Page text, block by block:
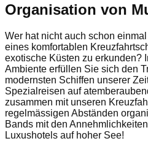
Organisation von
Wer hat nicht auch schon
eines komfortablen
exotische Küsten zu erkunden?
Ambiente erfüllen Sie sich den
modernsten Schiffen unserer
Spezialreisen auf
zusammen mit unseren
regelmässigen Abständen
Bands mit den
Luxushotels auf hoher See!